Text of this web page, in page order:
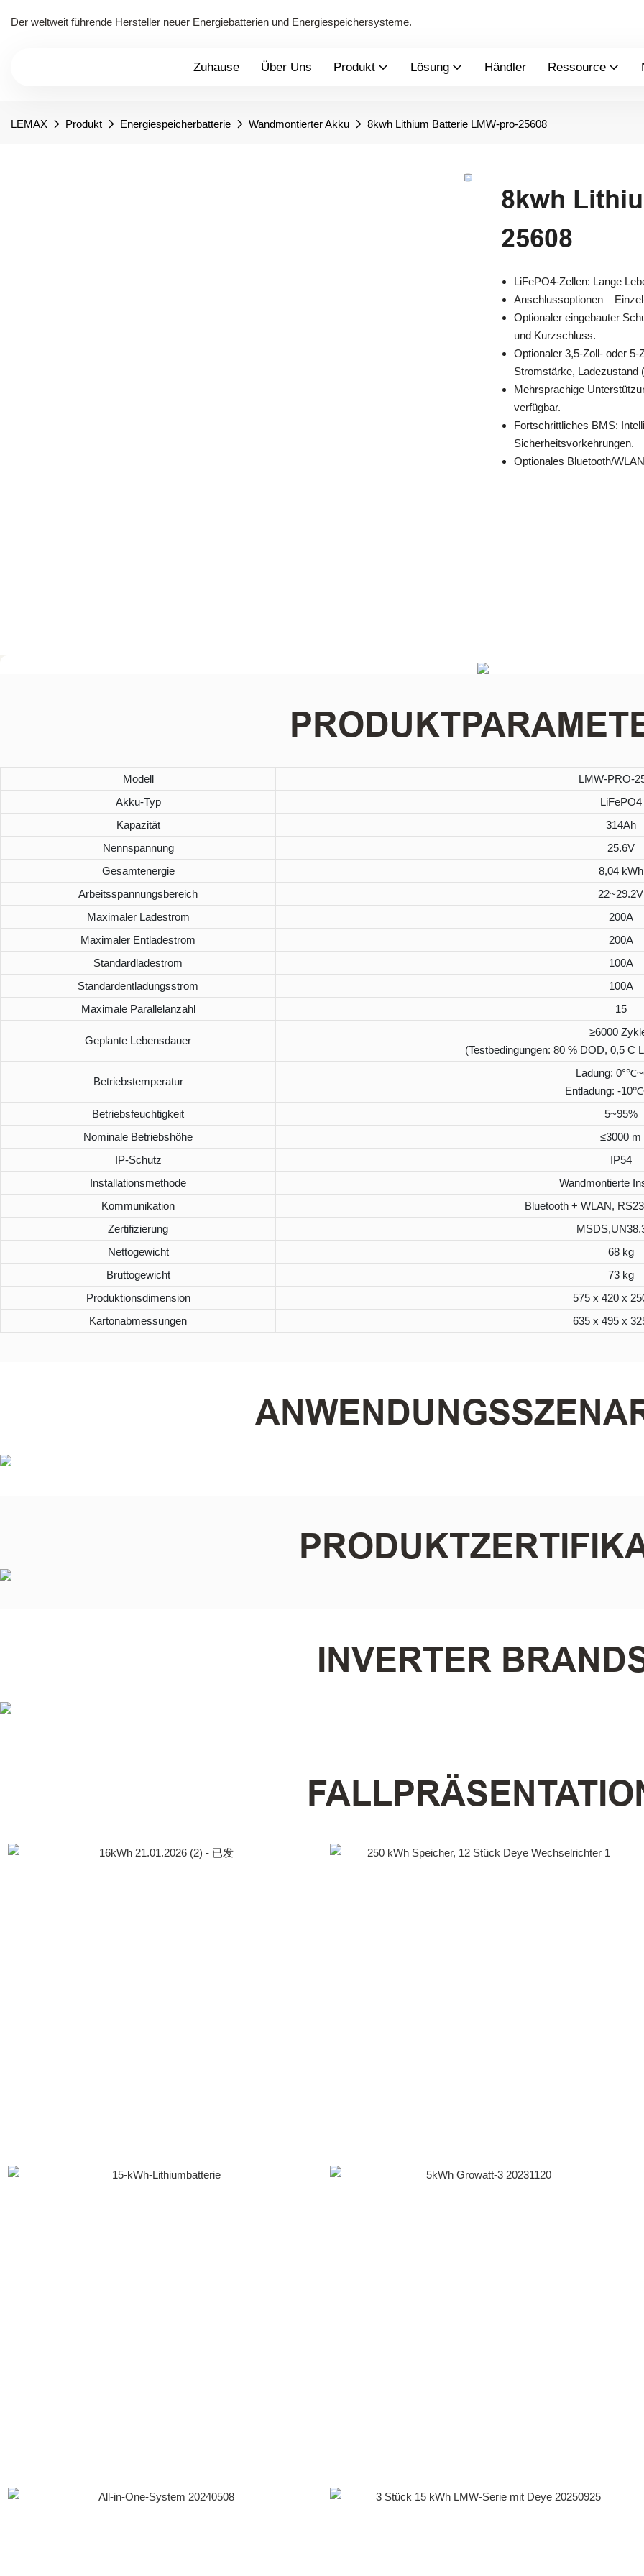
Der weltweit führende Hersteller neuer Energiebatterien und Energiespeichersysteme.
Zuhause Über Uns Produkt Lösung Händler Ressource
LEMAX Produkt Energiespeicherbatterie Wandmontierter Akku 8kwh Lithium Batterie LMW-pro-25608
8kwh
25608
LiFePO4-Zellen: Lange
Anschlussoptionen –
Optionaler eingebauter
und Kurzschluss.
Optionaler 3,5-Zoll- oder
Stromstärke, Ladezustand
Mehrsprachige
verfügbar.
Fortschrittliches BMS:
Sicherheitsvorkehrungen.
Optionales Bluetooth/
Modell
LMW-PRO-
Akku-Typ
LiFePO4
Kapazität
314Ah
Nennspannung
25.6V
Gesamtenergie
8,04 kWh
Arbeitsspannungsbereich
22~29.2V
Maximaler Ladestrom
200A
Maximaler Entladestrom
200A
Standardladestrom
100A
Standardentladungsstrom
100A
Maximale Parallelanzahl
15
Geplante Lebensdauer
≥6000
(Testbedingungen: 80 % DOD, 0,5 C
Betriebstemperatur
Ladung:
Entladung: -
Betriebsfeuchtigkeit
5~95%
Nominale Betriebshöhe
≤3000 m
IP-Schutz
IP54
Installationsmethode
Wandmontierte
Kommunikation
Bluetooth + WLAN,
Zertifizierung
Nettogewicht
68 kg
Bruttogewicht
73 kg
Produktionsdimension
575 x 420 x
Kartonabmessungen
635 x 495 x
INVERTER